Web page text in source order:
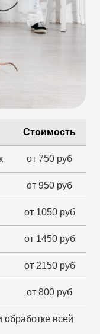
Стоимость
от 750 руб
от 950 руб
от 1050 руб
от 1450 руб
от 2150 руб
от 800 руб
обработке всей